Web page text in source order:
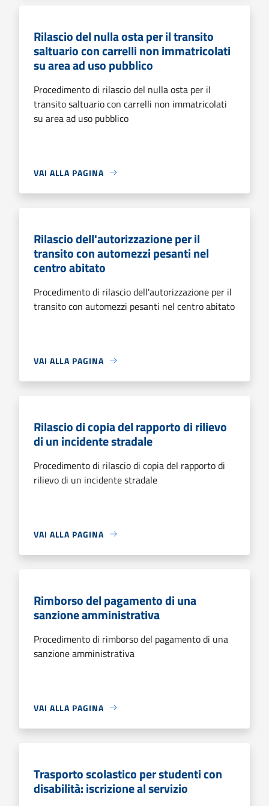
Rilascio del nulla osta per il transito
saltuario con carrelli non immatricolati
su area ad uso pubblico
Procedimento di rilascio del nulla osta per il
transito saltuario con carrelli non immatricolati
su area ad uso pubblico
VAI ALLA PAGINA
Rilascio dell'autorizzazione per il
transito con automezzi pesanti nel
centro abitato
Procedimento di rilascio dell'autorizzazione per il
transito con automezzi pesanti nel centro abitato
VAI ALLA PAGINA
Rilascio di copia del rapporto di rilievo
di un incidente stradale
Procedimento di rilascio di copia del rapporto di
rilievo di un incidente stradale
VAI ALLA PAGINA
Rimborso del pagamento di una
sanzione amministrativa
Procedimento di rimborso del pagamento di una
sanzione amministrativa
VAI ALLA PAGINA
Trasporto scolastico per studenti con
disabilità: iscrizione al servizio